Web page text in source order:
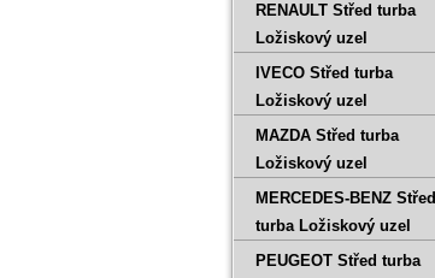
RENAULT Střed turba
Ložiskový uzel
IVECO Střed turba
Ložiskový uzel
MAZDA Střed turba
Ložiskový uzel
MERCEDES-BENZ Střed
turba Ložiskový uzel
PEUGEOT Střed turba